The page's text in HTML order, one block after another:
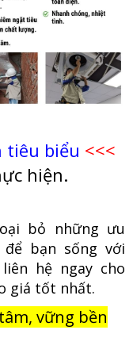
tiêu biểu <<<
hiện.
bỏ những ưu
bạn sống với
hệ ngay cho
giá tốt nhất.
vững bền